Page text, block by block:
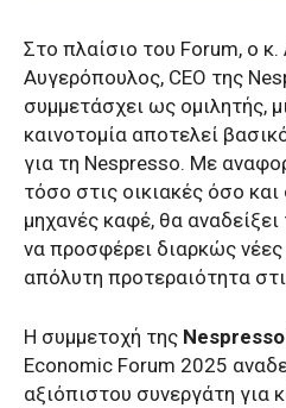
Στο πλαίσιο του Forum, ο
Αυγερόπουλος, CEO της
συμμετάσχει ως ομιλητής,
καινοτομία αποτελεί
για τη Nespresso. Με
τόσο στις οικιακές όσο
μηχανές καφέ, θα
να προσφέρει διαρκώς νέες
απόλυτη προτεραιότητα
Η συμμετοχή της
Economic Forum 2025
αξιόπιστου συνεργάτη για